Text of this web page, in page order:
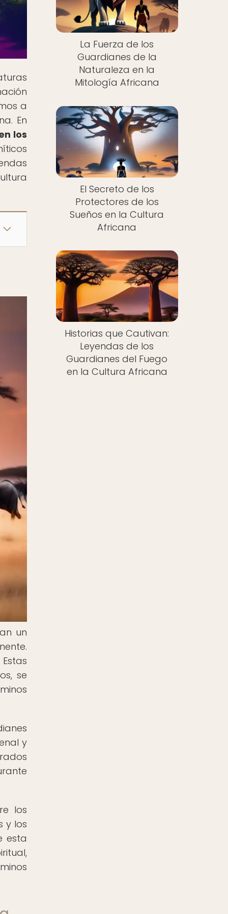
a
En
los
un
se
y
los
y los
esta
La Fuerza de los
Guardianes de la
Naturaleza en la
Mitología Africana
El Secreto de los
Protectores de los
Sueños en la Cultura
Africana
Historias que Cautivan:
Leyendas de los
Guardianes del Fuego
en la Cultura Africana